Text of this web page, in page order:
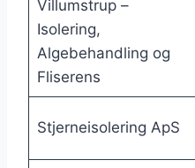
Villumstrup –
Isolering,
Algebehandling og
Fliserens
Stjerneisolering ApS